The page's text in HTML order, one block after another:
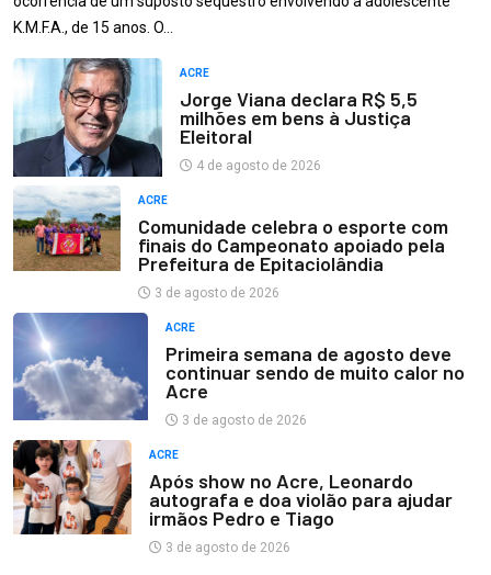
K.M.F.A., de 15 anos. O…
ACRE
Jorge Viana declara R$ 5,5
milhões em bens à Justiça
Eleitoral
4 de agosto de 2026
ACRE
Comunidade celebra o esporte com
finais do Campeonato apoiado pela
Prefeitura de Epitaciolândia
3 de agosto de 2026
ACRE
Primeira semana de agosto deve
continuar sendo de muito calor no
Acre
3 de agosto de 2026
ACRE
Após show no Acre, Leonardo
autografa e doa violão para ajudar
irmãos Pedro e Tiago
3 de agosto de 2026